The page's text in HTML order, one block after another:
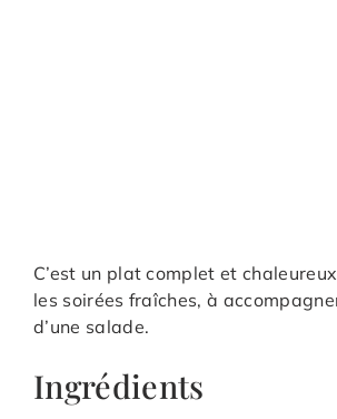
C’est un plat complet et
les soirées fraîches, à
d’une salade.
Ingrédients